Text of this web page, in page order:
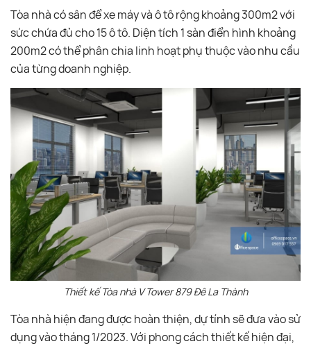
Tòa nhà có sân để xe máy và ô tô rộng khoảng 300m2 với
sức chứa đủ cho 15 ô tô. Diện tích 1 sàn điển hình khoảng
200m2 có thể phân chia linh hoạt phụ thuộc vào nhu cầu
của từng doanh nghiệp.
Thiết kế Tòa nhà V Tower 879 Đê La Thành
Tòa nhà hiện đang được hoàn thiện, dự tính sẽ đưa vào sử
dụng vào tháng 1/2023. Với phong cách thiết kế hiện đại,